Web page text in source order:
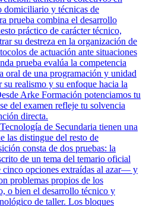
domiciliario y técnicas de
prueba combina el desarrollo
práctico de carácter técnico,
su destreza en la organización de
de actuación ante situaciones
prueba evalúa la competencia
oral de una programación y unidad
realismo y su enfoque hacia la
Arke Formación potenciamos tu
del examen refleje tu solvencia
directa.
de Secundaria tienen una
las distingue del resto de
consta de dos pruebas: la
de un tema del temario oficial
opciones extraídas al azar— y
problemas propios de los
o bien el desarrollo técnico y
de taller. Los bloques